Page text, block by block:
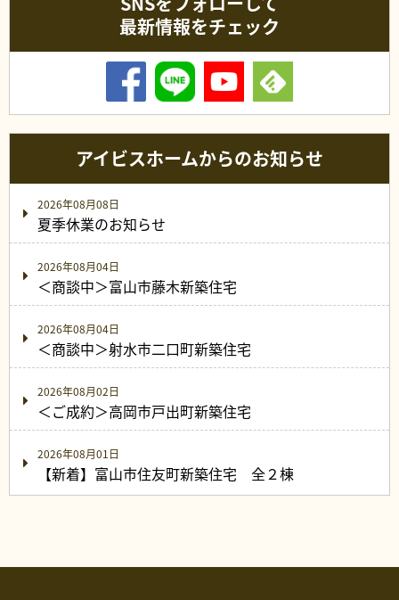
最新情報をチェック
アイビスホームからのお知らせ
2026年08月08日
夏季休業のお知らせ
2026年08月04日
＜商談中＞富山市藤木新築住宅
2026年08月04日
＜商談中＞射水市二口町新築住宅
2026年08月02日
＜ご成約＞高岡市戸出町新築住宅
2026年08月01日
【新着】富山市住友町新築住宅 全２棟